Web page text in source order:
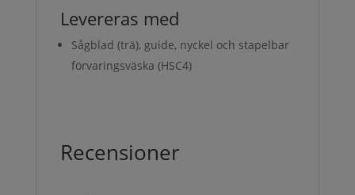
Levereras med
Sågblad (trä), guide, nyckel och stapelbar
förvaringsväska (HSC4)
Recensioner